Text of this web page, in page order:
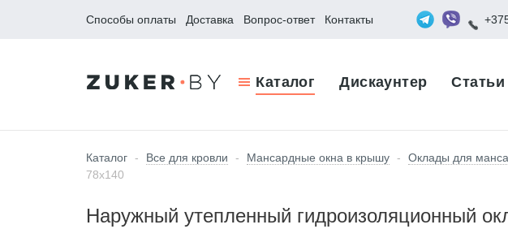
Способы оплаты Доставка Вопрос-ответ Контакты
Каталог Дискаунтер Статьи
Каталог - Все для кровли - Мансардные окна в крышу - Оклады для
78х140
Наружный утепленный гидроизоляционный